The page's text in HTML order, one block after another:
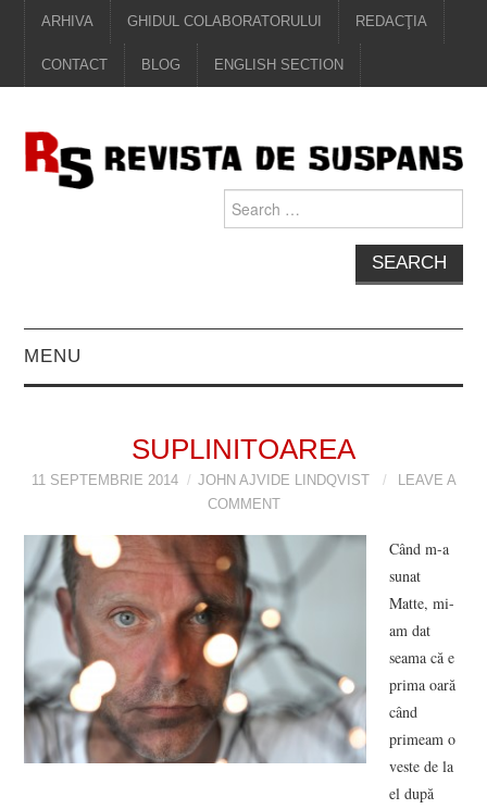
ARHIVA GHIDUL COLABORATORULUI REDACŢIA
CONTACT BLOG ENGLISH SECTION
for:
MENU
CONTRAPAGINI
CARTE & FILM
SUSPANS
NUMĂRUL 48 /
SUPLINITOAREA
11 SEPTEMBRIE 2014 JOHN AJVIDE LINDQVIST
LEAVE A
COMMENT
Când m-a
sunat
Matte, mi-
am dat
seama că e
prima oară
când
primeam o
veste de la
el după